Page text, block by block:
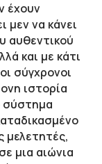
έχουν
μεν να κάνει
αυθεντικού
και με κάτι
σύγχρονοι
ιστορία
σύστημα
μελετητές,
μια αιώνια